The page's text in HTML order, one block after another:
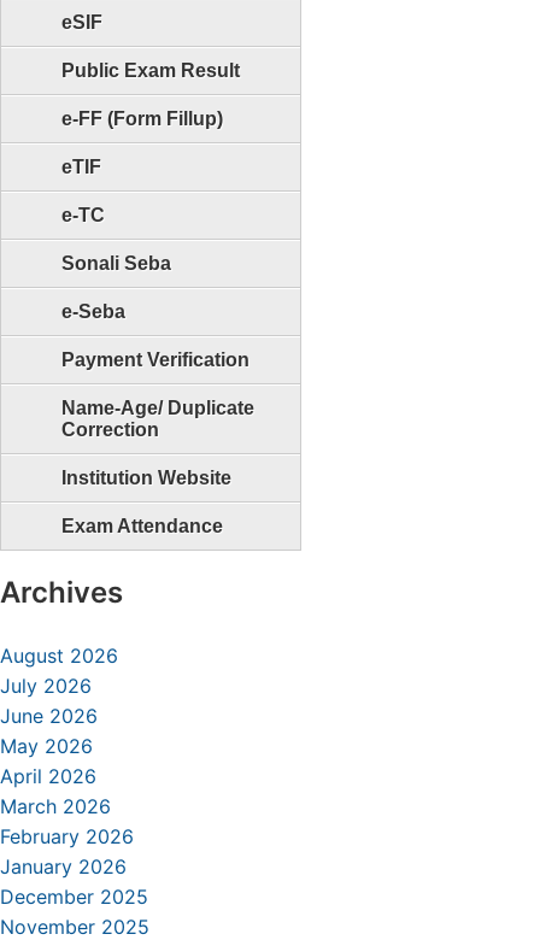
eSIF
Public Exam Result
e-FF (Form Fillup)
eTIF
e-TC
Sonali Seba
e-Seba
Payment Verification
Name-Age/ Duplicate
Correction
Institution Website
Exam Attendance
Archives
August 2026
July 2026
June 2026
May 2026
April 2026
March 2026
February 2026
January 2026
December 2025
November 2025